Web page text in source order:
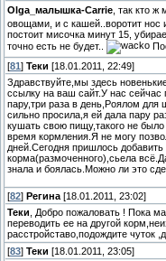
Olga_малышка-Carrie , так кто
овощами, и с кашей..воротит нос
постоит мисочка минут 15,
точно есть не будет..
[81 ] Теки [18.01.2011, 22:49]
Здравствуйте,мы здесь
ссылку на ваш сайт.У нас сейчас
пару,три раза в день,Роялом для
сильно просила,я ей дала пару
кушать свою пищу,такого не
время кормления.Я не могу
дней.Сегодня пришлось
корма(размоченного),сьела
знала и боялась.Можно ли это
[82] Регина [18.01.2011, 23:02]
Теки , Добро пожаловать ! Пока
переводить ее на другой
расстройставо,подождите чуток
[83] Теки [18.01.2011, 23:05]